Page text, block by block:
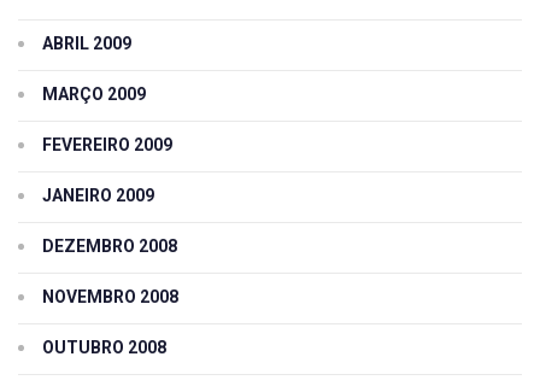
ABRIL 2009
MARÇO 2009
FEVEREIRO 2009
JANEIRO 2009
DEZEMBRO 2008
NOVEMBRO 2008
OUTUBRO 2008